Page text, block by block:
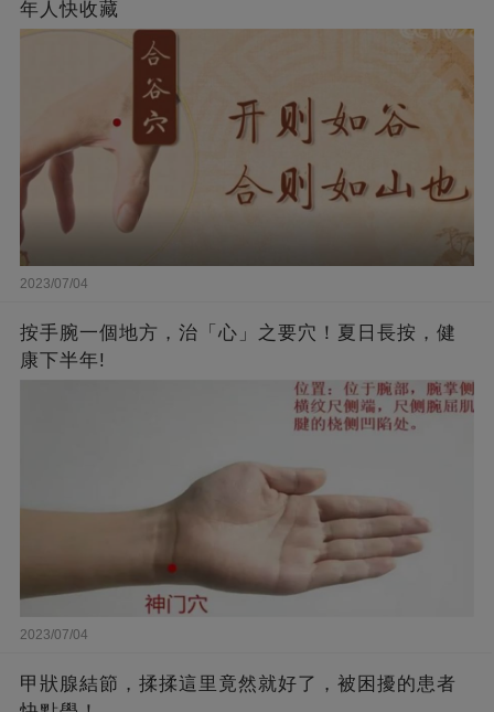
年人快收藏
2023/07/04
按手腕一個地方，治「心」之要穴！夏日長按，健
康下半年!
2023/07/04
甲狀腺結節，揉揉這里竟然就好了，被困擾的患者